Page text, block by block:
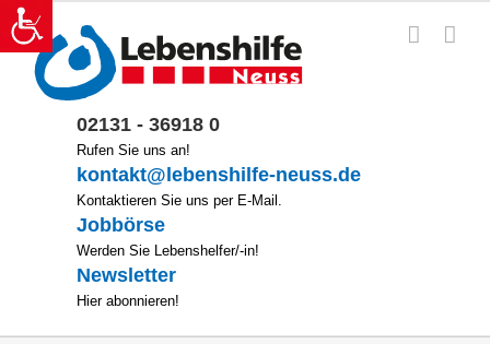
Zum
Inhalt
springen
02131 - 36918 0
Rufen Sie uns an!
kontakt@lebenshilfe-neuss.de
Kontaktieren Sie uns per E-Mail.
Jobbörse
Werden Sie Lebenshelfer/-in!
Newsletter
Hier abonnieren!